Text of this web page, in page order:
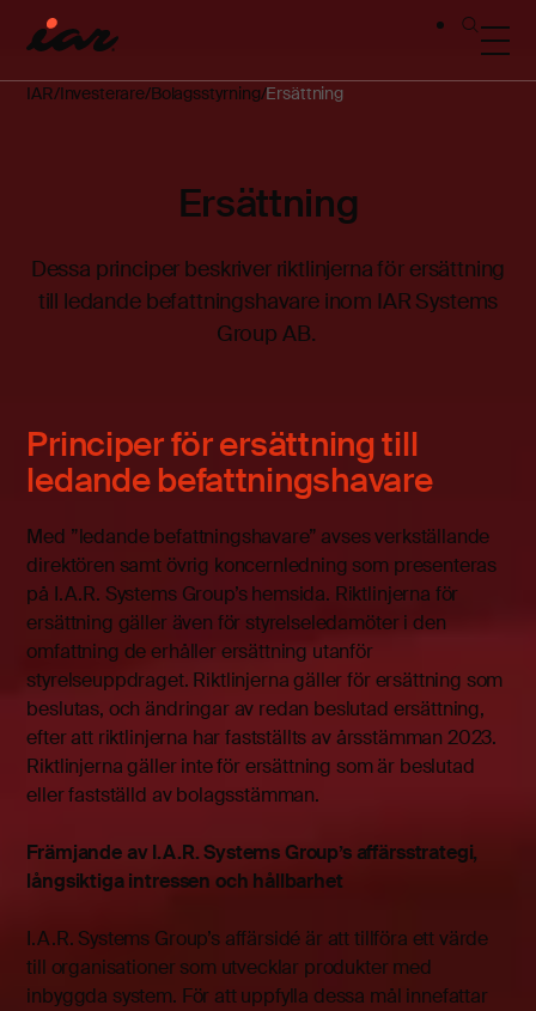
IAR Investerare Bolagsstyrning Ersättning
Ersättning
Dessa principer beskriver riktlinjerna för ersättning
till ledande befattningshavare inom IAR Systems
Group AB.
Principer för ersättning till
ledande befattningshavare
Med ”ledande befattningshavare” avses verkställande
direktören samt övrig koncernledning som presenteras
på I.A.R. Systems Group’s hemsida. Riktlinjerna för
ersättning gäller även för styrelseledamöter i den
omfattning de erhåller ersättning utanför
styrelseuppdraget. Riktlinjerna gäller för ersättning som
beslutas, och ändringar av redan beslutad ersättning,
efter att riktlinjerna har fastställts av årsstämman 2023.
Riktlinjerna gäller inte för ersättning som är beslutad
eller fastställd av bolagsstämman.
Främjande av I.A.R. Systems Group’s affärsstrategi,
långsiktiga intressen och hållbarhet
I.A.R. Systems Group’s affärsidé är att tillföra ett värde
till organisationer som utvecklar produkter med
inbyggda system. För att uppfylla dessa mål innefattar